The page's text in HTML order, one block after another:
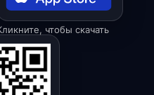
чтобы скачать